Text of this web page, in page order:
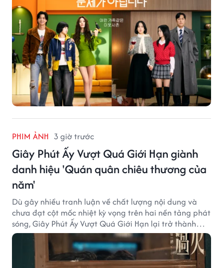
PHIM ẢNH 3 giờ trước
Giây Phút Ấy Vượt Quá Giới Hạn giành
danh hiệu 'Quán quân chiêu thương của
năm'
Dù gây nhiều tranh luận về chất lượng nội dung và
chưa đạt cột mốc nhiệt kỳ vọng trên hai nền tảng phát
sóng, Giây Phút Ấy Vượt Quá Giới Hạn lại trở thành
hiện tượng ở khía cạnh thương mại.